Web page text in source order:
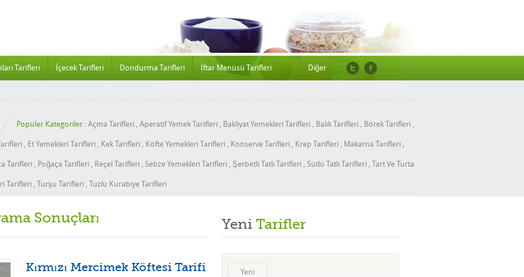
Tarifleri İçecek Tarifleri Dondurma Tarifleri İftar Menüsü Tarifleri Diğer
Popüler Kategoriler : Açma Tarifleri , Aperatif Yemek Tarifleri , Bakliyat Yemekleri Tarifleri , Balık Tarifleri , Börek Tarifleri ,
, Et Yemekleri Tarifleri , Kek Tarifleri , Köfte Yemekleri Tarifleri , Konserve Tarifleri , Krep Tarifleri , Makarna Tarifleri ,
Tarifleri , Poğaça Tarifleri , Reçel Tarifleri , Sebze Yemekleri Tarifleri , Şerbetli Tatlı Tarifleri , Sütlü Tatlı Tarifleri , Tart Ve Turta
Tarifleri , Turşu Tarifleri , Tuzlu Kurabiye Tarifleri
Sonuçları
Kırmızı Mercimek Köftesi Tarifi
Yeni Tarifler
Yeni